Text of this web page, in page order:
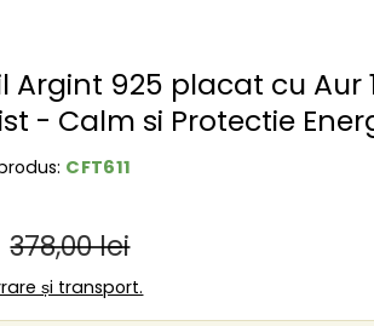
Argint 925 placat cu Aur
- Calm si Protectie
CFT611
Preț obișnuit
378,00 lei
și transport.